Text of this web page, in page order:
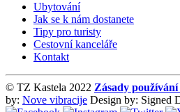
Ubytování
Jak se k nám dostanete
Tipy pro turisty
Cestovní kanceláře
Kontakt
© TZ Kastela 2022 Zásady
by: Nove vibracije Design by: Signed